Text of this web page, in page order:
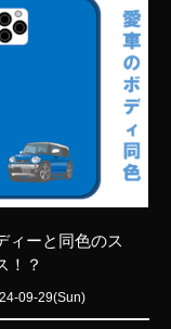
ィーと同色のス
！？
09-29(Sun)